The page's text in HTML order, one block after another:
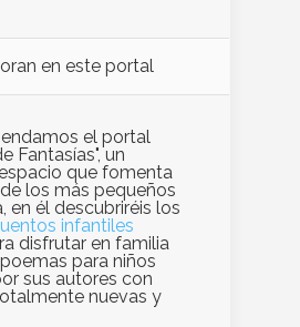
en este portal
el portal
Fantasías", un
que fomenta
los más pequeños
en él descubriréis los
infantiles
disfrutar en familia
para niños
sus autores con
nuevas y